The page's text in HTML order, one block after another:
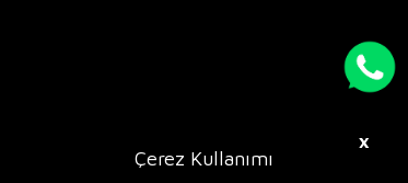
X
Çerez Kullanımı